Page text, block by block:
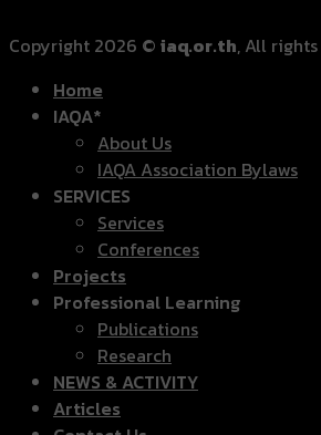
Copyright 2026 © iaq.or.th, All
Home
IAQA*
About Us
IAQA Association Bylaws
SERVICES
Services
Conferences
Projects
Professional Learning
Publications
Research
NEWS & ACTIVITY
Articles